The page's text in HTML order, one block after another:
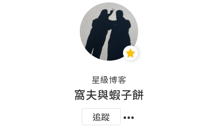
星級博客
窩夫與蝦子餅
追蹤